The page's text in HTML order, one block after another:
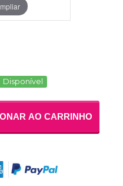
Disponível
AO CARRINHO